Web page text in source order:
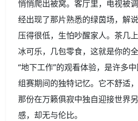
悄悄爬出被窝。客厅里，电视被
经出现了那片熟悉的绿茵场，解
压得很低，生怕吵醒家人。茶几
冰可乐，几包零食，这就是你的
“地下工作”的观看体验，是许多
组赛期间的独特记忆。它不舒适
那份在万籁俱寂中独自迎接世界
感，却无与伦比。